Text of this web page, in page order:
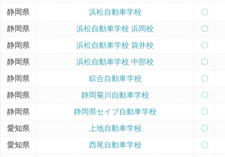
静岡県
浜松自動車学校
〇
静岡県
浜松自動車学校 浜岡校
〇
静岡県
浜松自動車学校 袋井校
〇
静岡県
浜松自動車学校 中部校
〇
静岡県
綜合自動車学校
〇
静岡県
静岡菊川自動車学校
〇
静岡県
静岡県セイブ自動車学校
〇
愛知県
上地自動車学校
〇
愛知県
西尾自動車学校
〇